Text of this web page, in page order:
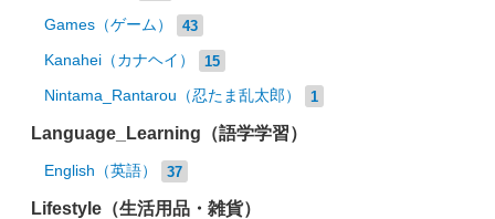
Games（ゲーム） 43
Kanahei（カナヘイ） 15
Nintama_Rantarou（忍たま乱太郎） 1
Language_Learning（語学学習）
English（英語） 37
Lifestyle（生活用品・雑貨）